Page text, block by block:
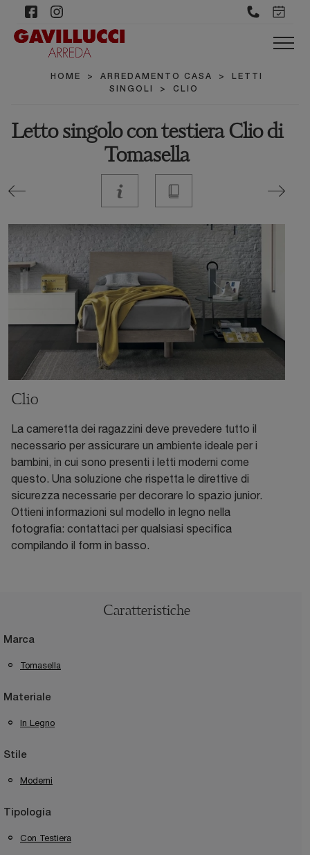
HOME > ARREDAMENTO CASA >
LETTI
SINGOLI
> CLIO
Letto singolo con testiera Clio di
Tomasella
Clio
La cameretta dei ragazzini deve prevedere tutto il
necessario per assicurare un ambiente ideale per i
bambini, in cui sono presenti i letti moderni come
questo. Una soluzione che rispetta le direttive di
sicurezza necessarie per decorare lo spazio junior.
Ottieni informazioni sul modello in legno nella
fotografia: contattaci per qualsiasi specifica
compilando il form in basso.
Caratteristiche
Marca
Tomasella
Materiale
In Legno
Stile
Moderni
Tipologia
Con Testiera